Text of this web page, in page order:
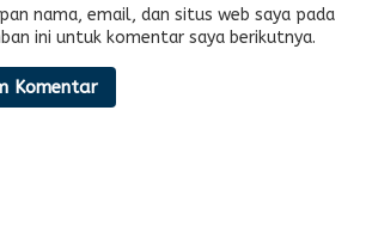
nama, email, dan situs web saya pada
ini untuk komentar saya berikutnya.